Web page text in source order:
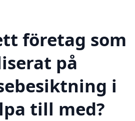
företag som
på
i
till med?